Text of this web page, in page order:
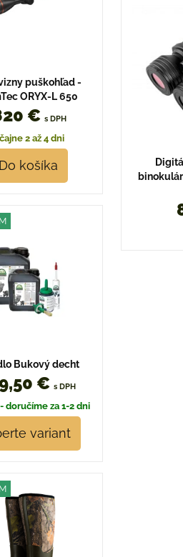
puškohľad -
ORYX-L 650
€ s DPH
2 až 4 dni
košíka
Bukový decht
€ s DPH
doručíme za 1-2 dni
variant